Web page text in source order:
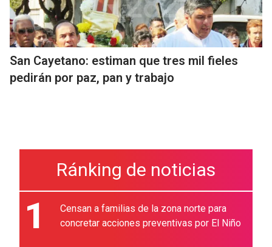
San Cayetano: estiman que tres mil fieles
pedirán por paz, pan y trabajo
Ránking de noticias
1
Censan a familias de la zona norte para
concretar acciones preventivas por El Niño